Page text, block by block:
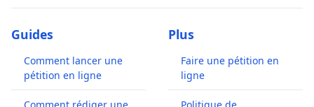
Guides
Comment lancer une
pétition en ligne
Plus
Faire une pétition en
ligne